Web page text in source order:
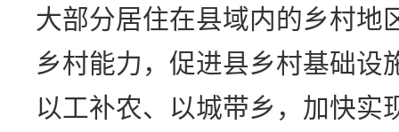
大部分居住在县域内的乡村地
乡村能力，促进县乡村基础设
以工补农、以城带乡，加快实